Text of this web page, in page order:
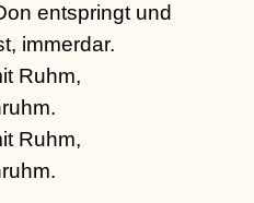
entspringt und
immerdar.
Ruhm,
Ruhm,